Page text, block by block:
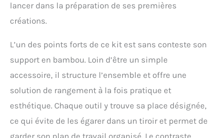
supplémentaire : appel à
d'animaux de chaque
barman ... les
couvercle du shaker
dispose d'un design à
libération lisse pour une
séparation sans effort
après le mélange.
L'attention portée aux
lancer dans la préparation de ses premières
créations.
L’un des points forts de ce kit est sans conteste son
support en bambou. Loin d’être un simple
accessoire, il structure l’ensemble et offre une
solution de rangement à la fois pratique et
esthétique. Chaque outil y trouve sa place désignée,
ce qui évite de les égarer dans un tiroir et permet de